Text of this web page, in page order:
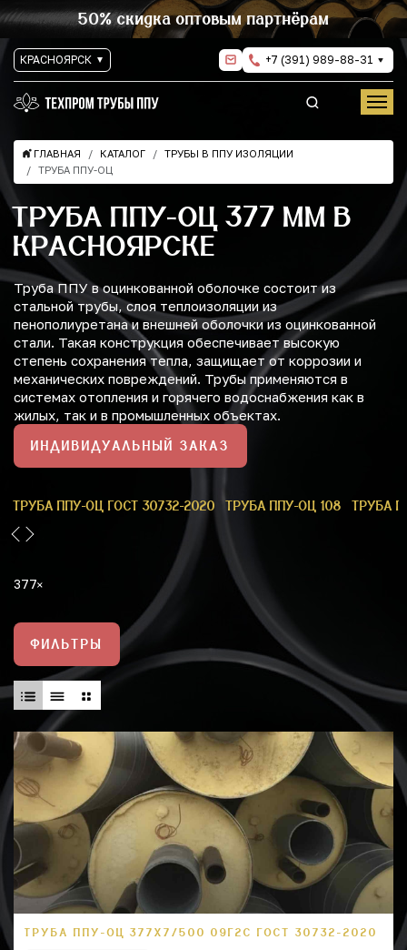
50% скидка оптовым партнёрам
КРАСНОЯРСК +7 (391) 989-88-31
ГЛАВНАЯ КАТАЛОГ
ТРУБЫ В ППУ ИЗОЛЯЦИИ
ТРУБА ППУ-ОЦ
ТРУБА ППУ-ОЦ 377 ММ В
КРАСНОЯРСКЕ
Труба ППУ в оцинкованной оболочке состоит из
стальной трубы, слоя теплоизоляции из
пенополиуретана и внешней оболочки из оцинкованной
стали. Такая конструкция обеспечивает высокую
степень сохранения тепла, защищает от коррозии и
механических повреждений. Трубы применяются в
системах отопления и горячего водоснабжения как в
жилых, так и в промышленных объектах.
ИНДИВИДУАЛЬНЫЙ ЗАКАЗ
ТРУБА ППУ-ОЦ ГОСТ 30732-2020 ТРУБА ППУ-ОЦ 108 ТРУБА
377
ФИЛЬТРЫ
ТРУБА ППУ-ОЦ 377Х7/500 09Г2С ГОСТ 30732-2020